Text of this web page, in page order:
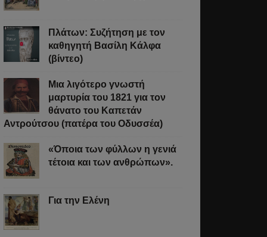
Πλάτων: Συζήτηση με τον
καθηγητή Βασίλη Κάλφα
(βίντεο)
Μια λιγότερο γνωστή
μαρτυρία του 1821 για τον
θάνατο του Καπετάν
Αντρούτσου (πατέρα του Οδυσσέα)
«Όποια των φύλλων η γενιά
τέτοια και των ανθρώπων».
Για την Ελένη